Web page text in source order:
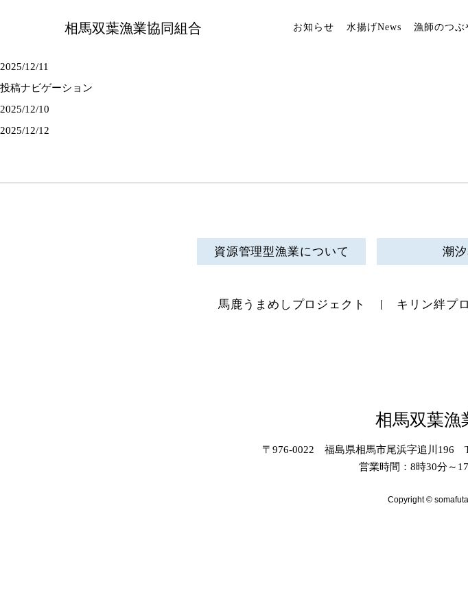
相馬双葉漁業協同組合 お知らせ 水揚げNews 漁師のつぶ
2025/12/11
投稿ナビゲーション
2025/12/10
2025/12/12
資源管理型漁業について 潮
馬鹿うまめしプロジェクト キリン絆プ
相馬双葉漁
〒976-0022 福島県相馬市尾浜字追川196
営業時間：8時30分～
Copyright ©